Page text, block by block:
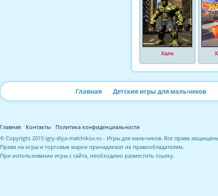
Халк
Главная Детские игры для мальчиков
Главная Контакты
Политика конфиденциальности
© Copyright 2015 igry-dlya-malchikov.ru - Игры для мальчиков. Все права
Права на игры и торговые марки принадлежат их правообладателям.
При использовании игры с сайта, необходимо разместить ссылку.